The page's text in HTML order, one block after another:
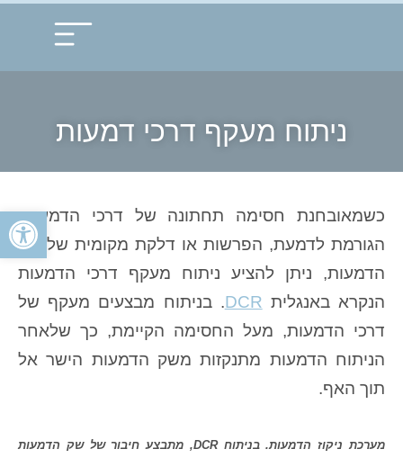
ניתוח מעקף דרכי דמעות
כשמאובחנת חסימה תחתונה של דרכי הדמעות,
הגורמת לדמעת, הפרשות או דלקת מקומית של שק
הדמעות, ניתן להציע ניתוח מעקף דרכי הדמעות
הנקרא באנגלית DCR. בניתוח מבצעים מעקף של
דרכי הדמעות, מעל החסימה הקיימת, כך שלאחר
הניתוח הדמעות מתנקזות משק הדמעות הישר אל
תוך האף.
מערכת ניקוז הדמעות. בניתוח DCR, מתבצע חיבור של שק הדמעות